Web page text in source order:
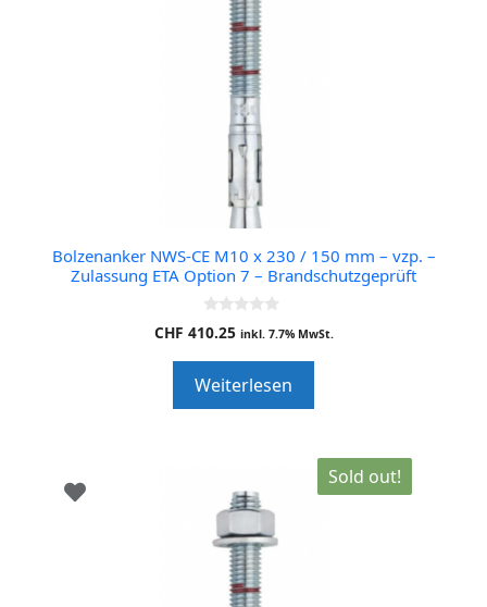
Bolzenanker NWS-CE M10 x 230 / 150 mm – vzp. –
Zulassung ETA Option 7 – Brandschutzgeprüft
0
o
o
f
5
CHF 410.25 inkl. 7.7% MwSt.
Weiterlesen
Sold out!